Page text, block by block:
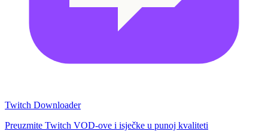
Twitch Downloader
Preuzmite Twitch VOD-ove i isječke u punoj kvaliteti